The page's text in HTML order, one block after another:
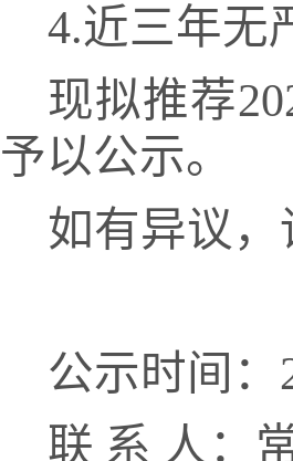
4.近三年无
现拟推荐
予以公示。
如有异议
公示时间：
联 系 人：